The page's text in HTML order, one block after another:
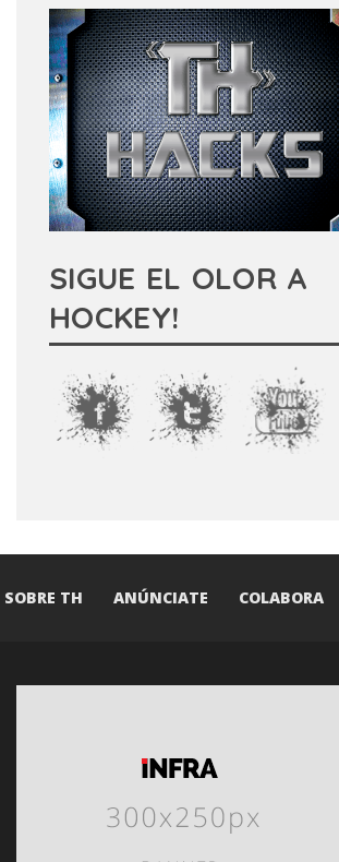
SIGUE EL OLOR A
HOCKEY!
SOBRE TH ANÚNCIATE COLABORA